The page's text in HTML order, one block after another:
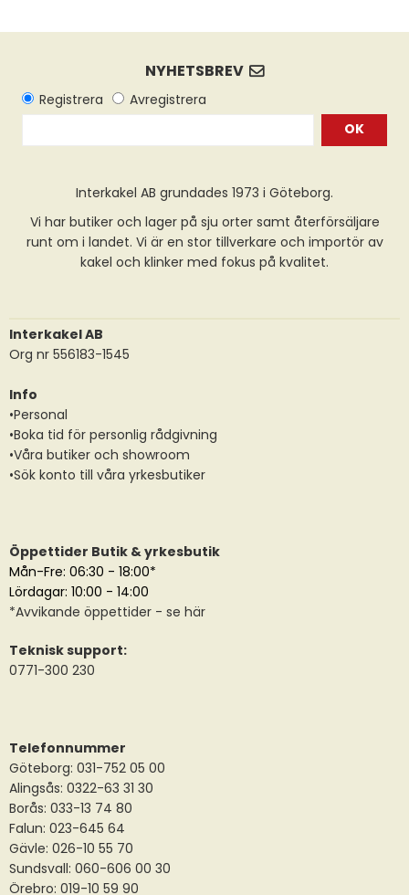
OK
Interkakel AB grundades 1973 i Göteborg.
Vi har butiker och lager på sju orter samt återförsäljare
runt om i landet. Vi är en stor tillverkare och importör av
kakel och klinker med fokus på kvalitet.
Interkakel AB
Org nr 556183-1545
Info
•Personal
•Boka tid för personlig rådgivning
•Våra butiker och showroom
•Sök konto till våra yrkesbutiker
Öppettider Butik & yrkesbutik
Mån-Fre: 06:30 - 18:00*
Lördagar: 10:00 - 14:00
*Avvikande öppettider - se här
Teknisk support:
0771-300 230
Telefonnummer
Göteborg: 031-752 05 00
Alingsås: 0322-63 31 30
Borås: 033-13 74 80
Falun: 023-645 64
Gävle: 026-10 55 70
Sundsvall: 060-606 00 30
Örebro: 019-10 59 90